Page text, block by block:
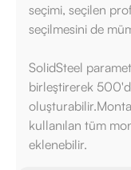
seçimi, seçilen
seçilmesini de
SolidSteel
birleştirerek
oluşturabilir.Montaj
kullanılan tüm
eklenebilir.